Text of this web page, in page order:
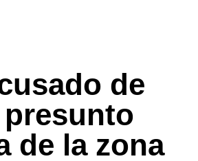
de
de la zona